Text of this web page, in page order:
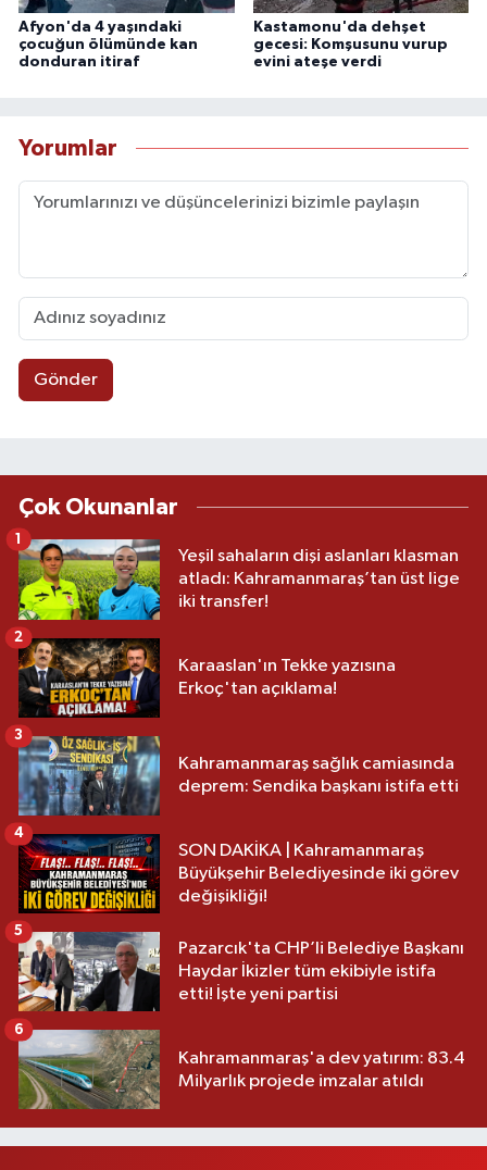
Afyon'da 4 yaşındaki
çocuğun ölümünde kan
donduran itiraf
Kastamonu'da dehşet
gecesi: Komşusunu vurup
evini ateşe verdi
Yorumlar
Gönder
Çok Okunanlar
Yeşil sahaların dişi aslanları klasman
atladı: Kahramanmaraş’tan üst lige
iki transfer!
1
Karaaslan'ın Tekke yazısına
Erkoç'tan açıklama!
2
Kahramanmaraş sağlık camiasında
deprem: Sendika başkanı istifa etti
3
SON DAKİKA | Kahramanmaraş
Büyükşehir Belediyesinde iki görev
değişikliği!
4
Pazarcık'ta CHP’li Belediye Başkanı
Haydar İkizler tüm ekibiyle istifa
etti! İşte yeni partisi
5
Kahramanmaraş'a dev yatırım: 83.4
Milyarlık projede imzalar atıldı
6